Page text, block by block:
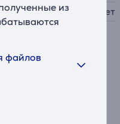
из
файлов
Нет
12-мм